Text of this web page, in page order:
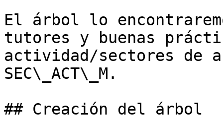
El árbol lo
tutores y buenas
actividad/sectores de
SEC\_ACT\_M.
## Creación del árbol